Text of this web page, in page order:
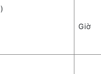
Giờ